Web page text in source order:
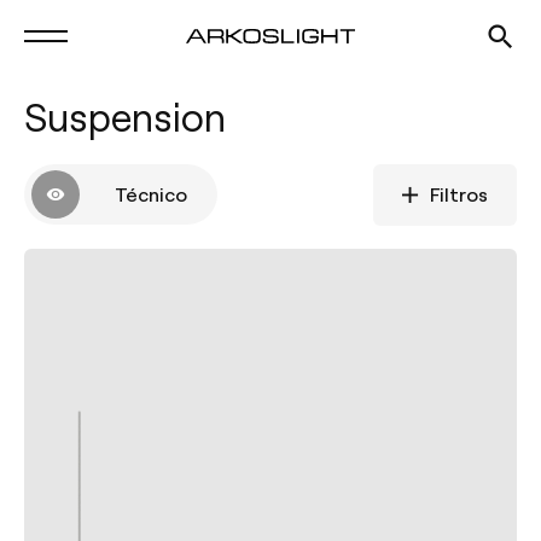
Suspension
Técnico Filtros